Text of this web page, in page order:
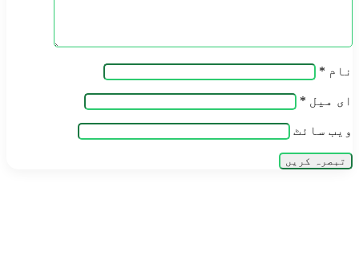
نام *
ای میل *
ویب‌ سائٹ